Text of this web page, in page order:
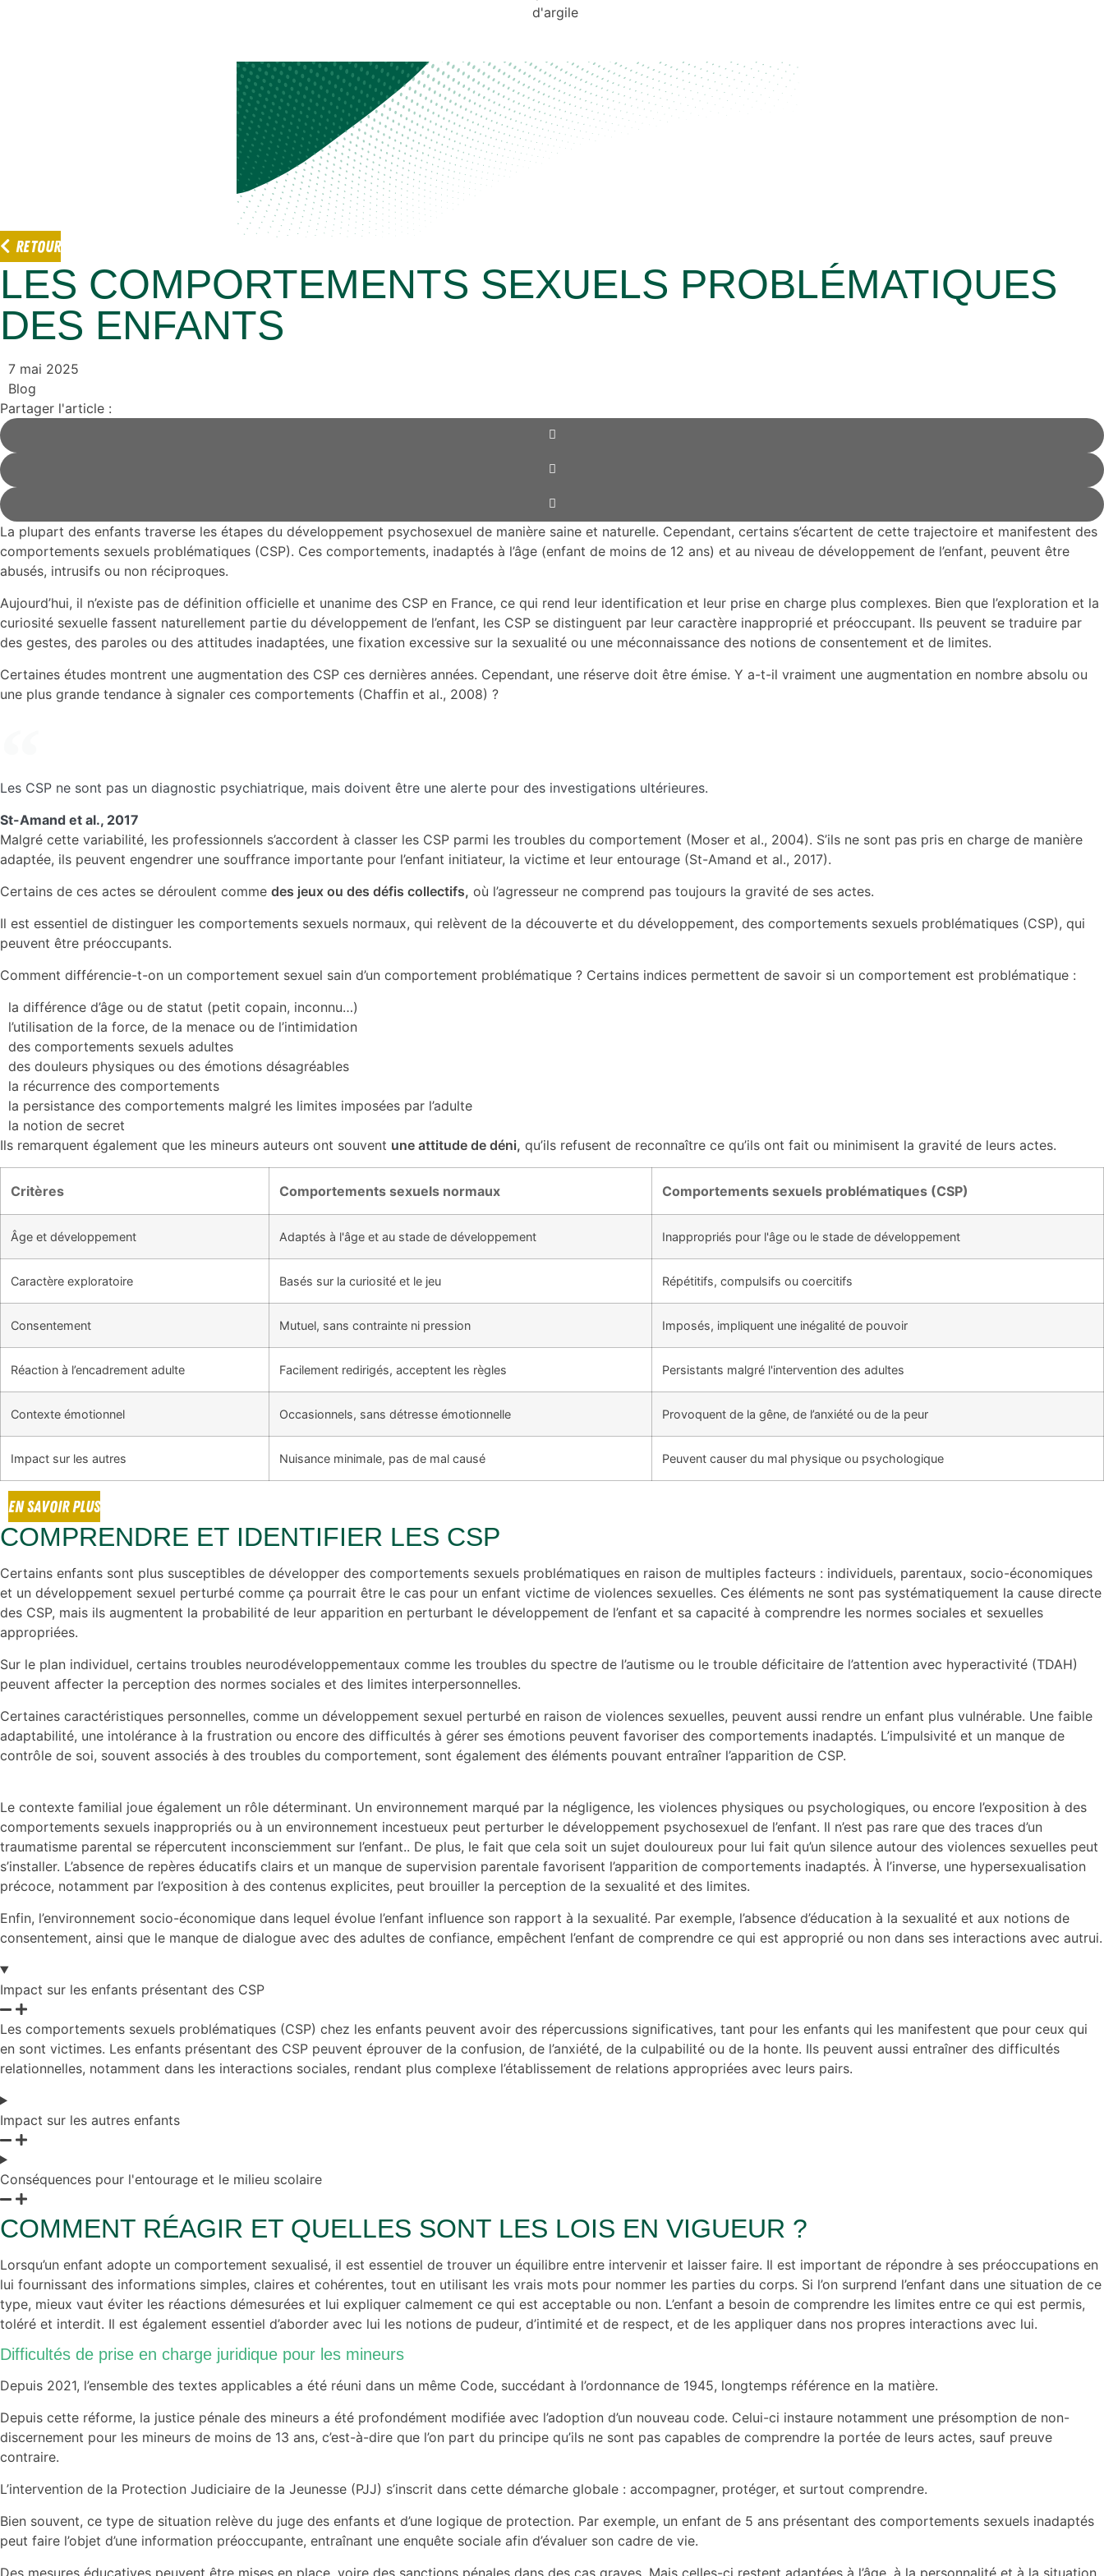
RETOUR
LES COMPORTEMENTS SEXUELS PROBLÉMATIQUES
DES ENFANTS
7 mai 2025
Blog
Partager l'article :
La plupart des enfants traverse les étapes du développement psychosexuel de manière saine et naturelle. Cependant, certains s’écartent de cette trajectoire et manifestent des
comportements sexuels problématiques (CSP). Ces comportements, inadaptés à l’âge (enfant de moins de 12 ans) et au niveau de développement de l’enfant, peuvent être
abusés, intrusifs ou non réciproques.
Aujourd’hui, il n’existe pas de définition officielle et unanime des CSP en France, ce qui rend leur identification et leur prise en charge plus complexes. Bien que l’exploration et la
curiosité sexuelle fassent naturellement partie du développement de l’enfant, les CSP se distinguent par leur caractère inapproprié et préoccupant. Ils peuvent se traduire par
des gestes, des paroles ou des attitudes inadaptées, une fixation excessive sur la sexualité ou une méconnaissance des notions de consentement et de limites.
Certaines études montrent une augmentation des CSP ces dernières années. Cependant, une réserve doit être émise. Y a-t-il vraiment une augmentation en nombre absolu ou
une plus grande tendance à signaler ces comportements (Chaffin et al., 2008) ?
Les CSP ne sont pas un diagnostic psychiatrique, mais doivent être une alerte pour des investigations ultérieures.
St-Amand et al., 2017
Malgré cette variabilité, les professionnels s’accordent à classer les CSP parmi les troubles du comportement (Moser et al., 2004). S’ils ne sont pas pris en charge de manière
adaptée, ils peuvent engendrer une souffrance importante pour l’enfant initiateur, la victime et leur entourage (St-Amand et al., 2017).
Certains de ces actes se déroulent comme des jeux ou des défis collectifs, où l’agresseur ne comprend pas toujours la gravité de ses actes.
Il est essentiel de distinguer les comportements sexuels normaux, qui relèvent de la découverte et du développement, des comportements sexuels problématiques (CSP), qui
peuvent être préoccupants.
Comment différencie-t-on un comportement sexuel sain d’un comportement problématique ? Certains indices permettent de savoir si un comportement est problématique :
la différence d’âge ou de statut (petit copain, inconnu…)
l’utilisation de la force, de la menace ou de l’intimidation
des comportements sexuels adultes
des douleurs physiques ou des émotions désagréables
la récurrence des comportements
la persistance des comportements malgré les limites imposées par l’adulte
la notion de secret
Ils remarquent également que les mineurs auteurs ont souvent une attitude de déni, qu’ils refusent de reconnaître ce qu’ils ont fait ou minimisent la gravité de leurs actes.
Critères Comportements sexuels normaux Comportements sexuels problématiques (CSP)
Âge et développement Adaptés à l'âge et au stade de développement Inappropriés pour l'âge ou le stade de développement
Caractère exploratoire Basés sur la curiosité et le jeu Répétitifs, compulsifs ou coercitifs
Consentement Mutuel, sans contrainte ni pression Imposés, impliquent une inégalité de pouvoir
Réaction à l’encadrement adulte Facilement redirigés, acceptent les règles Persistants malgré l'intervention des adultes
Contexte émotionnel Occasionnels, sans détresse émotionnelle Provoquent de la gêne, de l’anxiété ou de la peur
Impact sur les autres Nuisance minimale, pas de mal causé Peuvent causer du mal physique ou psychologique
EN SAVOIR PLUS
COMPRENDRE ET IDENTIFIER LES CSP
Certains enfants sont plus susceptibles de développer des comportements sexuels problématiques en raison de multiples facteurs : individuels, parentaux, socio-économiques
et un développement sexuel perturbé comme ça pourrait être le cas pour un enfant victime de violences sexuelles. Ces éléments ne sont pas systématiquement la cause directe
des CSP, mais ils augmentent la probabilité de leur apparition en perturbant le développement de l’enfant et sa capacité à comprendre les normes sociales et sexuelles
appropriées.
Sur le plan individuel, certains troubles neurodéveloppementaux comme les troubles du spectre de l’autisme ou le trouble déficitaire de l’attention avec hyperactivité (TDAH)
peuvent affecter la perception des normes sociales et des limites interpersonnelles.
Certaines caractéristiques personnelles, comme un développement sexuel perturbé en raison de violences sexuelles, peuvent aussi rendre un enfant plus vulnérable. Une faible
adaptabilité, une intolérance à la frustration ou encore des difficultés à gérer ses émotions peuvent favoriser des comportements inadaptés. L’impulsivité et un manque de
contrôle de soi, souvent associés à des troubles du comportement, sont également des éléments pouvant entraîner l’apparition de CSP.
Le contexte familial joue également un rôle déterminant. Un environnement marqué par la négligence, les violences physiques ou psychologiques, ou encore l’exposition à des
comportements sexuels inappropriés ou à un environnement incestueux peut perturber le développement psychosexuel de l’enfant. Il n’est pas rare que des traces d’un
traumatisme parental se répercutent inconsciemment sur l’enfant.. De plus, le fait que cela soit un sujet douloureux pour lui fait qu’un silence autour des violences sexuelles peut
s’installer. L’absence de repères éducatifs clairs et un manque de supervision parentale favorisent l’apparition de comportements inadaptés. À l’inverse, une hypersexualisation
précoce, notamment par l’exposition à des contenus explicites, peut brouiller la perception de la sexualité et des limites.
Enfin, l’environnement socio-économique dans lequel évolue l’enfant influence son rapport à la sexualité. Par exemple, l’absence d’éducation à la sexualité et aux notions de
consentement, ainsi que le manque de dialogue avec des adultes de confiance, empêchent l’enfant de comprendre ce qui est approprié ou non dans ses interactions avec autrui.
Impact sur les enfants présentant des CSP
Les comportements sexuels problématiques (CSP) chez les enfants peuvent avoir des répercussions significatives, tant pour les enfants qui les manifestent que pour ceux qui
en sont victimes. Les enfants présentant des CSP peuvent éprouver de la confusion, de l’anxiété, de la culpabilité ou de la honte. Ils peuvent aussi entraîner des difficultés
relationnelles, notamment dans les interactions sociales, rendant plus complexe l’établissement de relations appropriées avec leurs pairs.
Impact sur les autres enfants
Conséquences pour l'entourage et le milieu scolaire
COMMENT RÉAGIR ET QUELLES SONT LES LOIS EN VIGUEUR ?
Lorsqu’un enfant adopte un comportement sexualisé, il est essentiel de trouver un équilibre entre intervenir et laisser faire. Il est important de répondre à ses préoccupations en
lui fournissant des informations simples, claires et cohérentes, tout en utilisant les vrais mots pour nommer les parties du corps. Si l’on surprend l’enfant dans une situation de ce
type, mieux vaut éviter les réactions démesurées et lui expliquer calmement ce qui est acceptable ou non. L’enfant a besoin de comprendre les limites entre ce qui est permis,
toléré et interdit. Il est également essentiel d’aborder avec lui les notions de pudeur, d’intimité et de respect, et de les appliquer dans nos propres interactions avec lui.
Difficultés de prise en charge juridique pour les mineurs
Depuis 2021, l’ensemble des textes applicables a été réuni dans un même Code, succédant à l’ordonnance de 1945, longtemps référence en la matière.
Depuis cette réforme, la justice pénale des mineurs a été profondément modifiée avec l’adoption d’un nouveau code. Celui-ci instaure notamment une présomption de non-
discernement pour les mineurs de moins de 13 ans, c’est-à-dire que l’on part du principe qu’ils ne sont pas capables de comprendre la portée de leurs actes, sauf preuve
contraire.
L’intervention de la Protection Judiciaire de la Jeunesse (PJJ) s’inscrit dans cette démarche globale : accompagner, protéger, et surtout comprendre.
Bien souvent, ce type de situation relève du juge des enfants et d’une logique de protection. Par exemple, un enfant de 5 ans présentant des comportements sexuels inadaptés
peut faire l’objet d’une information préoccupante, entraînant une enquête sociale afin d’évaluer son cadre de vie.
Des mesures éducatives peuvent être mises en place, voire des sanctions pénales dans des cas graves. Mais celles-ci restent adaptées à l’âge, à la personnalité et à la situation